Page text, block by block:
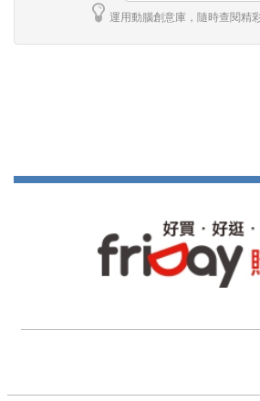
運用動腦創意庫，隨時查閱精